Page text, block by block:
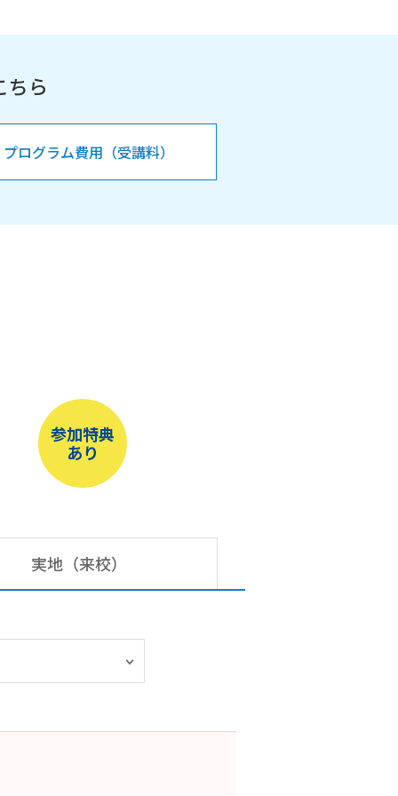
ちら
プログラム費用（受講料）
参加特典
あり
実地（来校）